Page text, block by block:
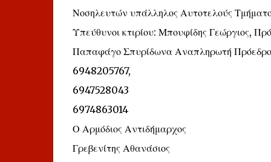
Νοσηλευτών υπάλληλος Αυτοτελούς
Υπεύθυνοι κτιρίου: Μπουφίδης Γεώργιος,
Παπαφάγο Σπυρίδωνα Αναπληρωτή Πρόεδρο
6948205767,
6947528043
6974863014
Ο Αρμόδιος Αντιδήμαρχος
Γρεβενίτης Αθανάσιος